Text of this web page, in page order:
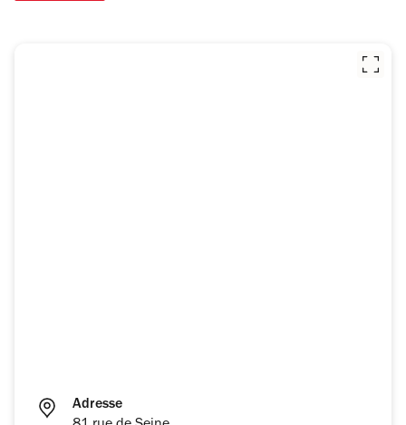
Adresse